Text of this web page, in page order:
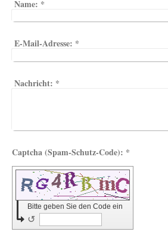
Name: *
E-Mail-Adresse: *
Nachricht: *
Captcha (Spam-Schutz-Code): *
Bitte geben Sie den Code ein
↺